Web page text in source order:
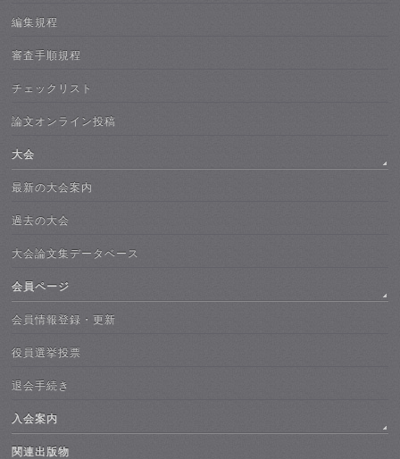
編集規程
審査手順規程
チェックリスト
論文オンライン投稿
大会
最新の大会案内
過去の大会
大会論文集データベース
会員ページ
会員情報登録・更新
役員選挙投票
退会手続き
入会案内
関連出版物